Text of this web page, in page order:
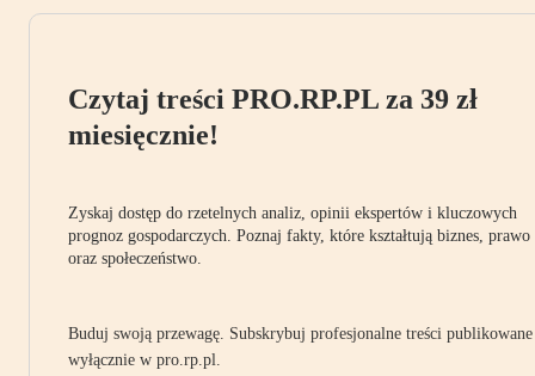
Czytaj treści PRO.RP.PL za 39 zł
miesięcznie!
Zyskaj dostęp do rzetelnych analiz, opinii ekspertów i kluczowych
prognoz gospodarczych. Poznaj fakty, które kształtują biznes, prawo
oraz społeczeństwo.
Buduj swoją przewagę. Subskrybuj profesjonalne treści publikowane
wyłącznie w pro.rp.pl.